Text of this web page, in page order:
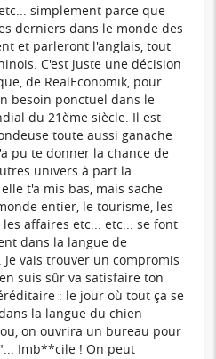
simplement parce que
derniers dans le monde des
et parleront l'anglais, tout
C'est juste une décision
de RealEconomik, pour
besoin ponctuel dans le
du 21ème siècle. Il est
toute aussi ganache
pu te donner la chance de
univers à part la
t'a mis bas, mais sache
entier, le tourisme, les
les affaires etc... etc... se font
dans la langue de
Je vais trouver un compromis
suis sûr va satisfaire ton
: le jour où tout ça se
la langue du chien
on ouvrira un bureau pour
Imb**cile ! On peut